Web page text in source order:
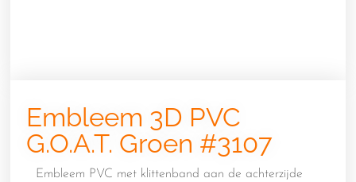
Embleem 3D PVC
G.O.A.T. Groen #3107
Embleem PVC met klittenband aan de achterzijde